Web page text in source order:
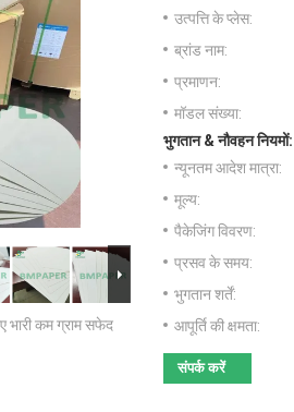
कम ग्राम सफेद
उत्पत्ति के प्लेस:
ब्रांड नाम:
प्रमाणन:
मॉडल संख्या:
भुगतान & नौवहन नियमों:
न्यूनतम आदेश मात्रा:
मूल्य:
पैकेजिंग विवरण:
प्रसव के समय:
भुगतान शर्तें:
आपूर्ति की क्षमता:
संपर्क करें